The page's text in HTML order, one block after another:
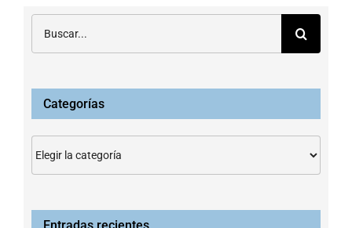
Categorías